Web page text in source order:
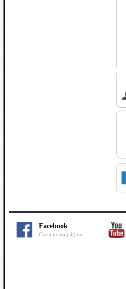
Facebook
Curta nossa página